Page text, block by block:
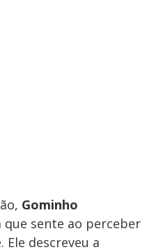
Gominho
sente ao perceber
descreveu a